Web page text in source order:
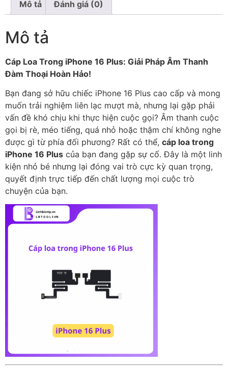
Mô tả Đánh giá (0)
Mô tả
Cáp Loa Trong iPhone 16 Plus: Giải Pháp Âm Thanh
Đàm Thoại Hoàn Hảo!
Bạn đang sở hữu chiếc iPhone 16 Plus cao cấp và mong
muốn trải nghiệm liên lạc mượt mà, nhưng lại gặp phải
vấn đề khó chịu khi thực hiện cuộc gọi? Âm thanh cuộc
gọi bị rè, méo tiếng, quá nhỏ hoặc thậm chí không nghe
được gì từ phía đối phương? Rất có thể, cáp loa trong
iPhone 16 Plus của bạn đang gặp sự cố. Đây là một linh
kiện nhỏ bé nhưng lại đóng vai trò cực kỳ quan trọng,
quyết định trực tiếp đến chất lượng mọi cuộc trò
chuyện của bạn.